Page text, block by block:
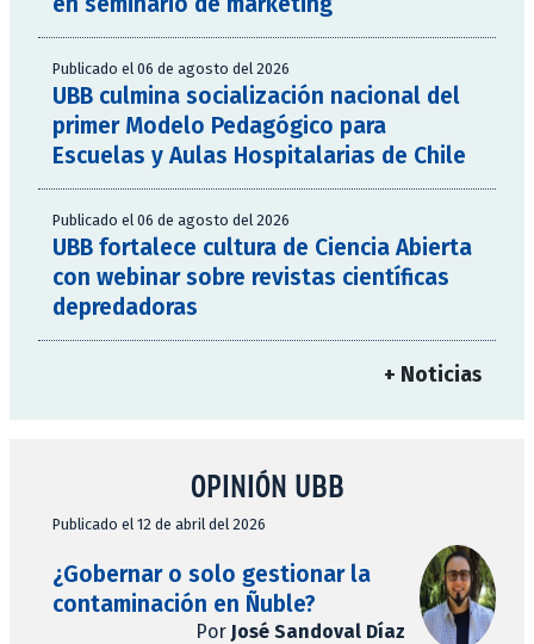
Publicado el 06 de agosto del 2026
UBB culmina socialización nacional del
primer Modelo Pedagógico para
Escuelas y Aulas Hospitalarias de Chile
Publicado el 06 de agosto del 2026
UBB fortalece cultura de Ciencia Abierta
con webinar sobre revistas científicas
depredadoras
+ Noticias
OPINIÓN UBB
Publicado el 12 de abril del 2026
¿Gobernar o solo gestionar la
contaminación en Ñuble?
Por José Sandoval Díaz